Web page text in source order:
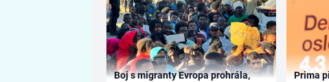
Boj s migranty Evropa prohrála,
Prima